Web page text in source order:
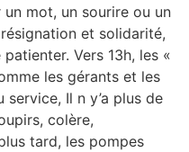
mot, un sourire ou un
et solidarité,
Vers 13h, les «
les gérants et les
Il n y’a plus de
colère,
tard, les pompes